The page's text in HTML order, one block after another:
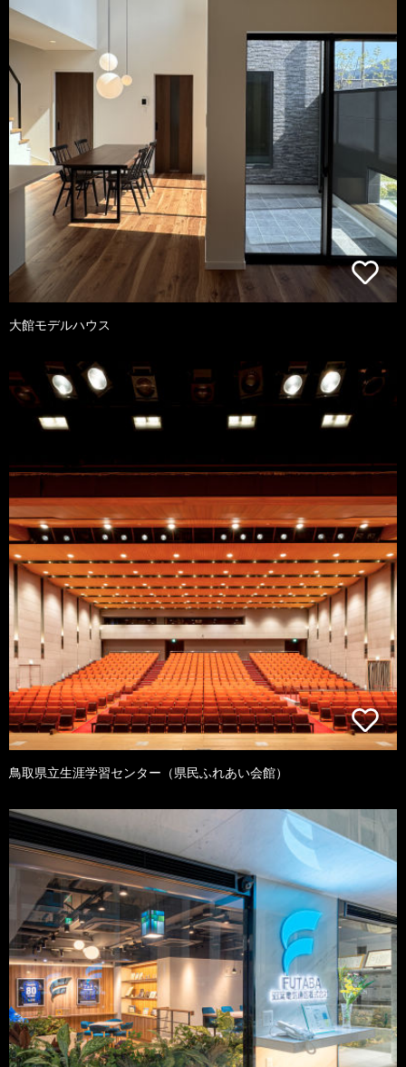
大館モデルハウス
鳥取県立生涯学習センター（県民ふれあい会館）